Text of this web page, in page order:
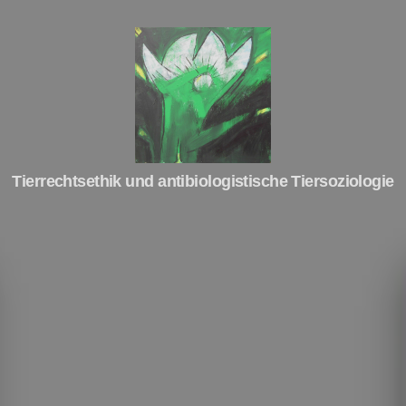
Tierrechte
Tierrechtsethik und antibiologistische Tiersoziologie